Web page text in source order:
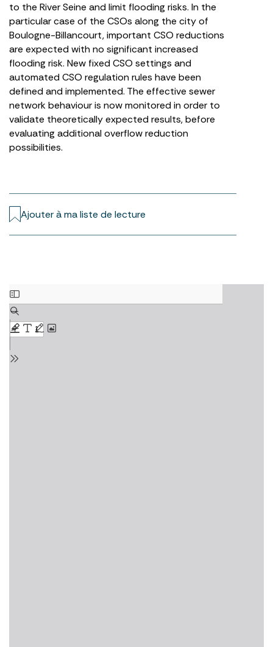
to the River Seine and limit flooding risks. In the
particular case of the CSOs along the city of
Boulogne-Billancourt, important CSO reductions
are expected with no significant increased
flooding risk. New fixed CSO settings and
automated CSO regulation rules have been
defined and implemented. The effective sewer
network behaviour is now monitored in order to
validate theoretically expected results, before
evaluating additional overflow reduction
possibilities.
Ajouter à ma liste de lecture